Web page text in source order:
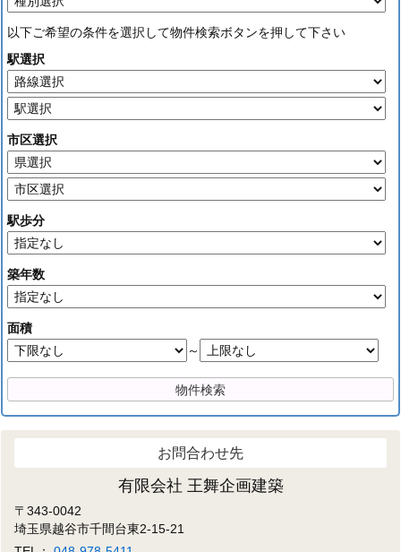
以下ご希望の条件を選択して物件検索ボタンを押して下さい
駅選択
市区選択
駅歩分
築年数
面積
～
お問合わせ先
有限会社 王舞企画建築
〒343-0042
埼玉県越谷市千間台東2-15-21